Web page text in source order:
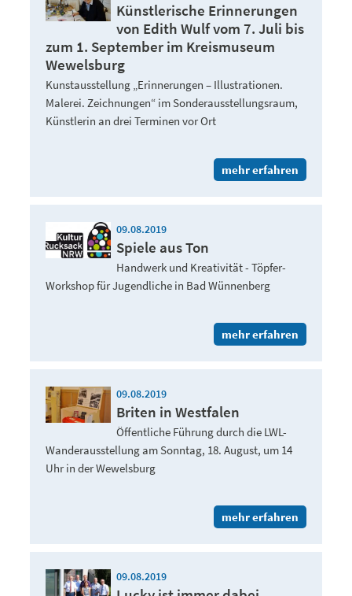
Künstlerische Erinnerungen
von Edith Wulf vom 7. Juli bis
zum 1. September im Kreismuseum
Wewelsburg
Kunstausstellung „Erinnerungen – Illustrationen.
Malerei. Zeichnungen“ im Sonderausstellungsraum,
Künstlerin an drei Terminen vor Ort
mehr erfahren
09.08.2019
Spiele aus Ton
Handwerk und Kreativität - Töpfer-
Workshop für Jugendliche in Bad Wünnenberg
mehr erfahren
09.08.2019
Briten in Westfalen
Öffentliche Führung durch die LWL-
Wanderausstellung am Sonntag, 18. August, um 14
Uhr in der Wewelsburg
mehr erfahren
09.08.2019